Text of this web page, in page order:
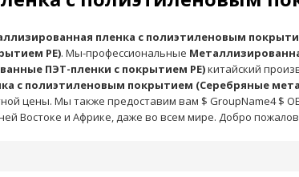
пленка с полиэтиленовым
PE). Мы-профессиональные
ПЭТ-пленки с покрытием PE)китайский
с полиэтиленовым покрытием (Серебряные
цены. Мы также предоставим вам $ GroupName4 $
Востоке и Африке, даже во всем мире. Добро